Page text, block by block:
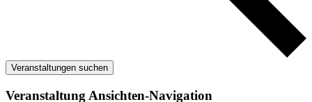
Veranstaltungen suchen
Veranstaltung Ansichten-Navigation